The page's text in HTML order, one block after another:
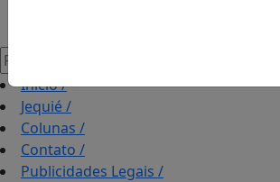
Pesquisar Notícia
Início/
Jequié/
Colunas /
Contato /
Publicidades Legais /